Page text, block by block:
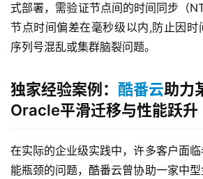
式部署，需验证节点间的时间同步（
节点时间偏差在毫秒级以内,防止因时
序列号混乱或集群脑裂问题。
独家经验案例： 酷番云助力
Oracle平滑迁移与性能跃升
在实际的企业级实践中，许多客户面
能瓶颈的问题，酷番云曾协助一家中